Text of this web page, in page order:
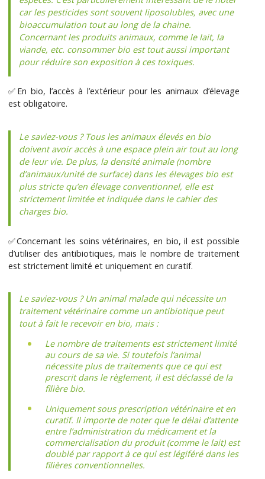
car les pesticides sont souvent liposolubles, avec une
bioaccumulation tout au long de la chaine.
Concernant les produits animaux, comme le lait, la
viande, etc. consommer bio est tout aussi important
pour réduire son exposition à ces toxiques.
✅En bio, l’accès à l’extérieur pour les animaux d’élevage
est obligatoire.
Le saviez-vous ? Tous les animaux élevés en bio
doivent avoir accès à une espace plein air tout au long
de leur vie. De plus, la densité animale (nombre
d’animaux/unité de surface) dans les élevages bio est
plus stricte qu’en élevage conventionnel, elle est
strictement limitée et indiquée dans le cahier des
charges bio.
✅Concernant les soins vétérinaires, en bio, il est possible
d’utiliser des antibiotiques, mais le nombre de traitement
est strictement limité et uniquement en curatif.
Le saviez-vous ? Un animal malade qui nécessite un
traitement vétérinaire comme un antibiotique peut
tout à fait le recevoir en bio, mais :
Le nombre de traitements est strictement limité
au cours de sa vie. Si toutefois l’animal
nécessite plus de traitements que ce qui est
prescrit dans le règlement, il est déclassé de la
filière bio.
Uniquement sous prescription vétérinaire et en
curatif. Il importe de noter que le délai d’attente
entre l’administration du médicament et la
commercialisation du produit (comme le lait) est
doublé par rapport à ce qui est légiféré dans les
filières conventionnelles.